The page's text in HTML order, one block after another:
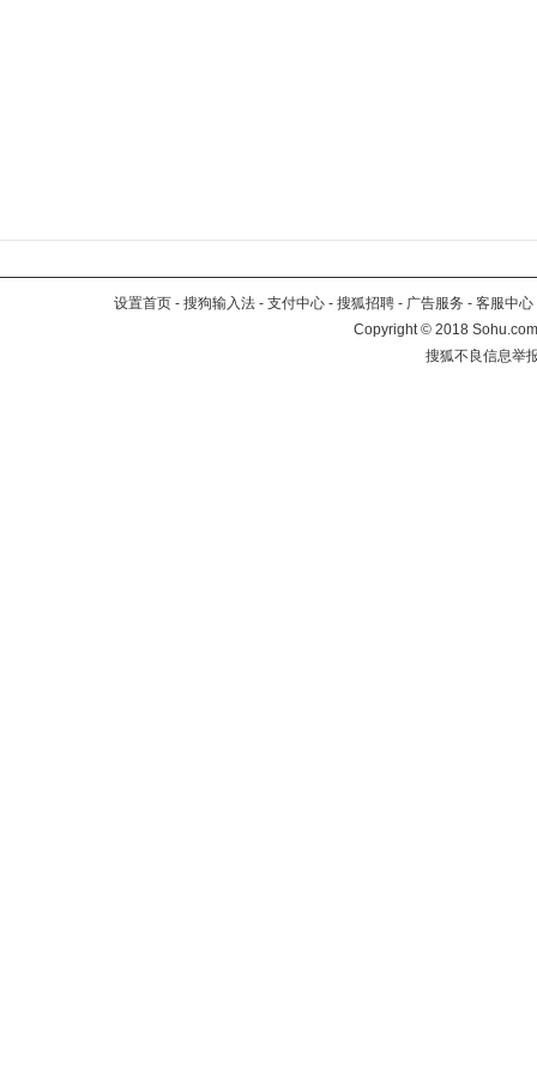
设置首页 - 搜狗输入法 - 支付中心 - 搜狐招聘 - 广告服务 - 客服中心
Copyright©2018
搜狐不良信息举